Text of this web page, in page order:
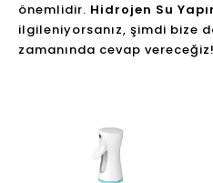
önemlidir. Hidrojen Su
ilgileniyorsanız, şimdi bize
zamanında cevap vereceğiz!